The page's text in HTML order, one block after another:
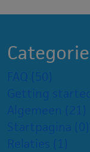
FAQ (50)
Getting
Algemeen (21)
Startpagina (0)
Relaties (1)